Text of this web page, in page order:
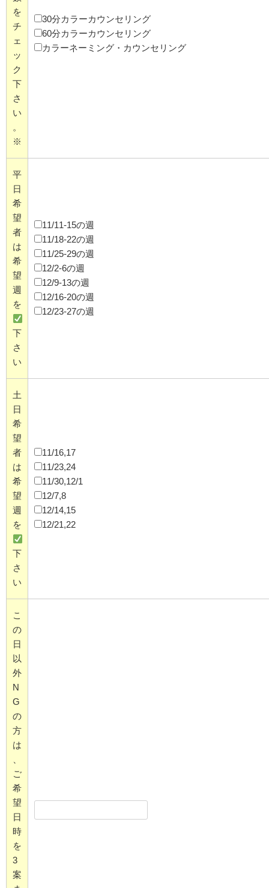
を
チ
ェ
ッ
ク
下
さ
い
。
※
30分カラーカウンセリング
60分カラーカウンセリング
カラーネーミング・カウンセリング
平
日
希
望
者
は
希
望
週
を
下
さ
い
11/11-15の週
11/18-22の週
11/25-29の週
12/2-6の週
12/9-13の週
12/16-20の週
12/23-27の週
土
日
希
望
者
は
希
望
週
を
下
さ
い
11/16,17
11/23,24
11/30,12/1
12/7,8
12/14,15
12/21,22
こ
の
日
以
外
N
G
の
方
は
ご
希
望
日
時
を
3
案